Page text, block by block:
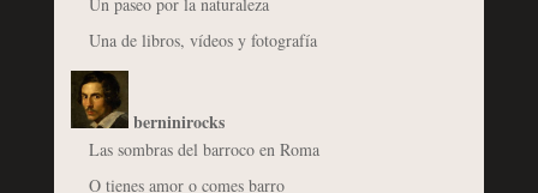
Una de libros, vídeos y fotografía
berninirocks
Las sombras del barroco en Roma
O tienes amor o comes barro